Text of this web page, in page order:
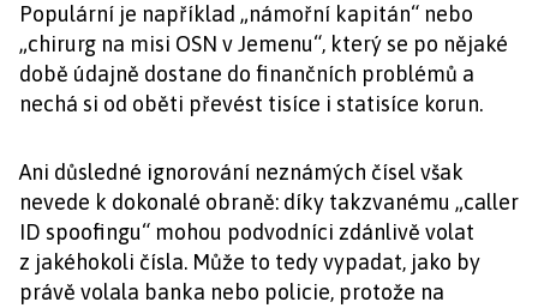
Populární je například „námořní kapitán“ nebo
„chirurg na misi OSN v Jemenu“, který se po nějaké
době údajně dostane do finančních problémů a
nechá si od oběti převést tisíce i statisíce korun.
Ani důsledné ignorování neznámých čísel však
nevede k dokonalé obraně: díky takzvanému „caller
ID spoofingu“ mohou podvodníci zdánlivě volat
z jakéhokoli čísla. Může to tedy vypadat, jako by
právě volala banka nebo policie, protože na